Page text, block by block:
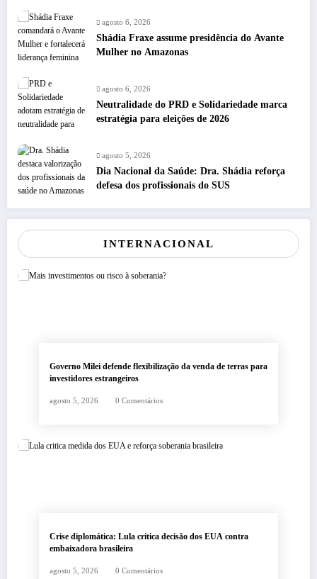
agosto 6, 2026
Shádia Fraxe assume presidência do Avante
Mulher no Amazonas
agosto 6, 2026
Neutralidade do PRD e Solidariedade marca
estratégia para eleições de 2026
agosto 5, 2026
Dia Nacional da Saúde: Dra. Shádia reforça
defesa dos profissionais do SUS
INTERNACIONAL
Governo Milei defende flexibilização da venda de terras para
investidores estrangeiros
agosto 5, 2026 0 Comentários
Crise diplomática: Lula critica decisão dos EUA contra
embaixadora brasileira
agosto 5, 2026 0 Comentários